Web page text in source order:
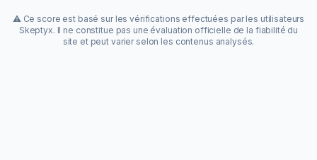
⚠️ Ce score est basé sur les vérifications effectuées par les utilisateurs
Skeptyx. Il ne constitue pas une évaluation officielle de la fiabilité du
site et peut varier selon les contenus analysés.